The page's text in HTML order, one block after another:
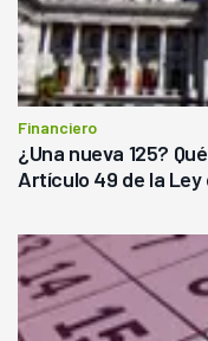
Financiero
¿Una nueva 125?
Artículo 49 de la Ley